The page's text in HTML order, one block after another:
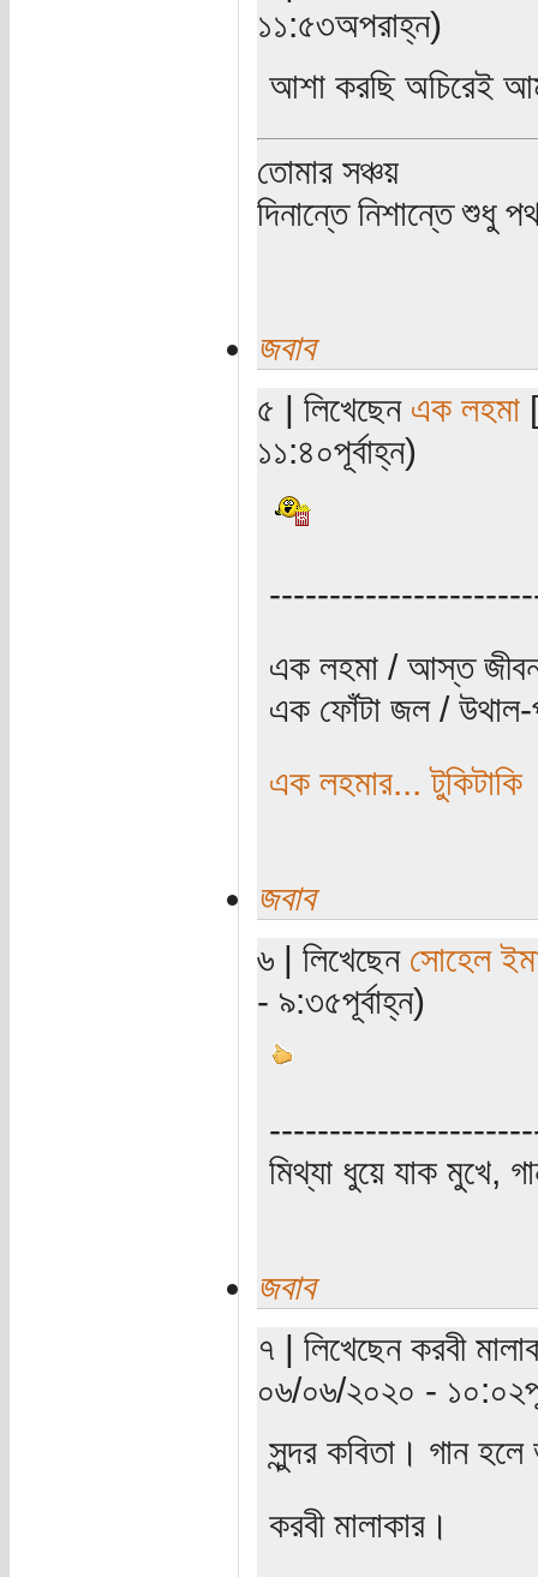
১১:৫৩অপরাহ্ন)
আশা করছি অচিরেই
তোমার সঞ্চয়
দিনান্তে নিশান্তে শুধু
জবাব
৫ | লিখেছেন এক লহমা
১১:৪০পূর্বাহ্ন)
এক লহমা / আস্ত
এক ফোঁটা জল /
এক লহমার... টুকিটাকি
জবাব
৬ | লিখেছেন সোহেল
- ৯:৩৫পূর্বাহ্ন)
মিথ্যা ধুয়ে যাক মুখে,
জবাব
৭ | লিখেছেন করবী
০৬/০৬/২০২০ -
সুন্দর কবিতা। গান
করবী মালাকার।